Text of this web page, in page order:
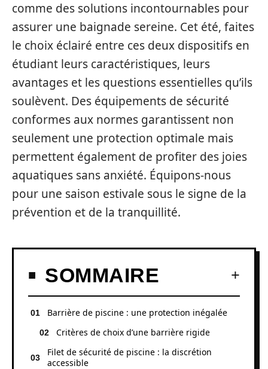
comme des solutions incontournables pour
assurer une baignade sereine. Cet été, faites
le choix éclairé entre ces deux dispositifs en
étudiant leurs caractéristiques, leurs
avantages et les questions essentielles qu’ils
soulèvent. Des équipements de sécurité
conformes aux normes garantissent non
seulement une protection optimale mais
permettent également de profiter des joies
aquatiques sans anxiété. Équipons-nous
pour une saison estivale sous le signe de la
prévention et de la tranquillité.
SOMMAIRE
Barrière de piscine : une protection inégalée
Critères de choix d’une barrière rigide
Filet de sécurité de piscine : la discrétion
accessible